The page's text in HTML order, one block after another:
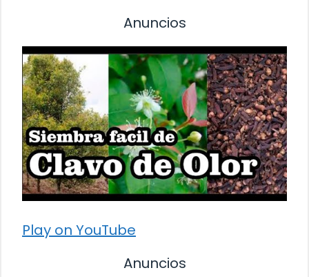
Anuncios
Play on YouTube
Anuncios